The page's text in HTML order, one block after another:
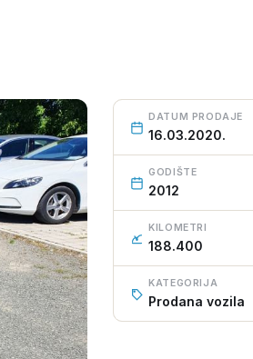
DATUM PRODAJE
16.03.2020.
GODIŠTE
2012
KILOMETRI
188.400
KATEGORIJA
Prodana vozila